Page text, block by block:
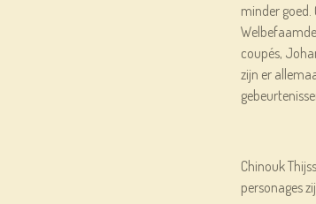
minder goed.
coupés,
zijn er
Chinouk
personages